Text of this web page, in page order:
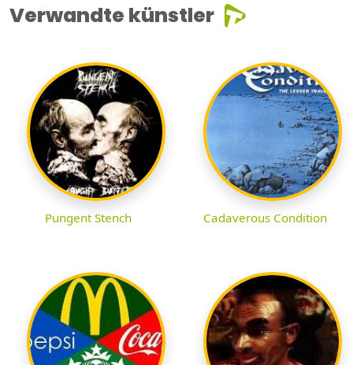
Verwandte künstler
Pungent Stench Cadaverous Condition